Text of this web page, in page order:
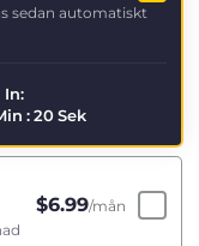
sedan automatiskt
In:
: 20 Sek
$6.99/mån